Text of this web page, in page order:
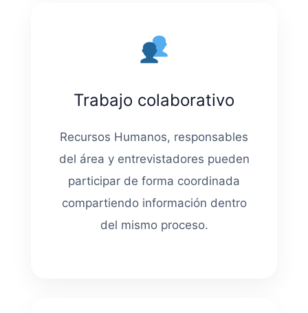
Trabajo colaborativo
Recursos Humanos, responsables
del área y entrevistadores pueden
participar de forma coordinada
compartiendo información dentro
del mismo proceso.